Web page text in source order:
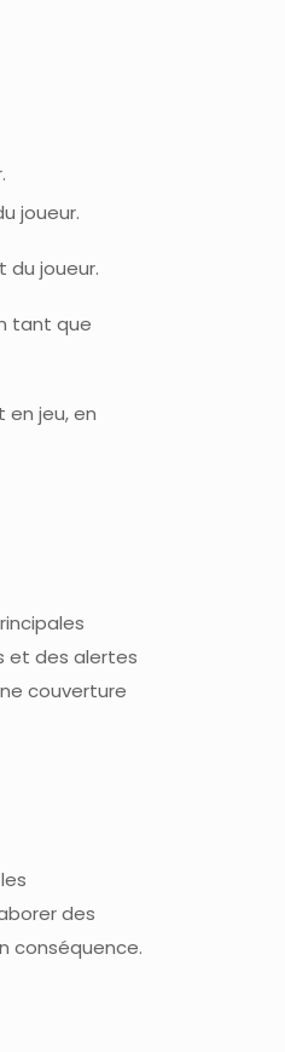
joueur.
du joueur.
tant que
jeu, en
et des alertes
couverture
des
conséquence.